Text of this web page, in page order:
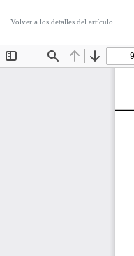
Volver a los detalles del artículo